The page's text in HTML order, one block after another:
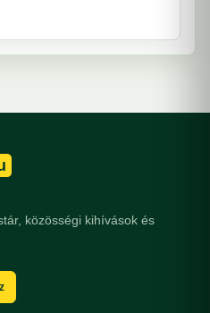
közösségi kihívások és